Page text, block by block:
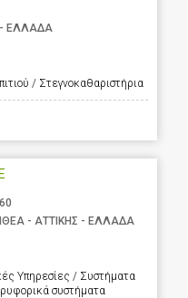
- ΕΛΛΑΔΑ
/ Στεγνοκαθαριστήρια
- ΑΤΤΙΚΗΣ - ΕΛΛΑΔΑ
Υπηρεσίες / Συστήματα
συστήματα